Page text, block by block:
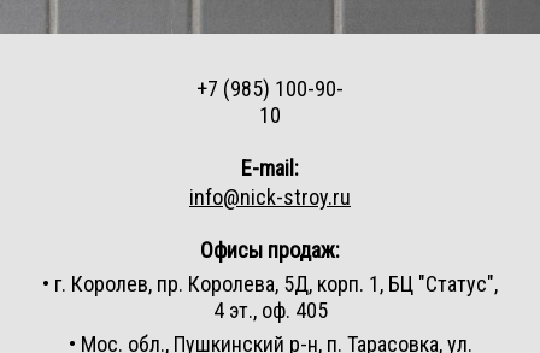
Офисы продаж:
• г. Королев, пр. Королева, 5Д, корп. 1, БЦ "Статус",
4 эт., оф. 405
• Мос. обл., Пушкинский р-н, п. Тарасовка, ул.
+7 (985) 100-90-
10
E-mail:
info@nick-stroy.ru